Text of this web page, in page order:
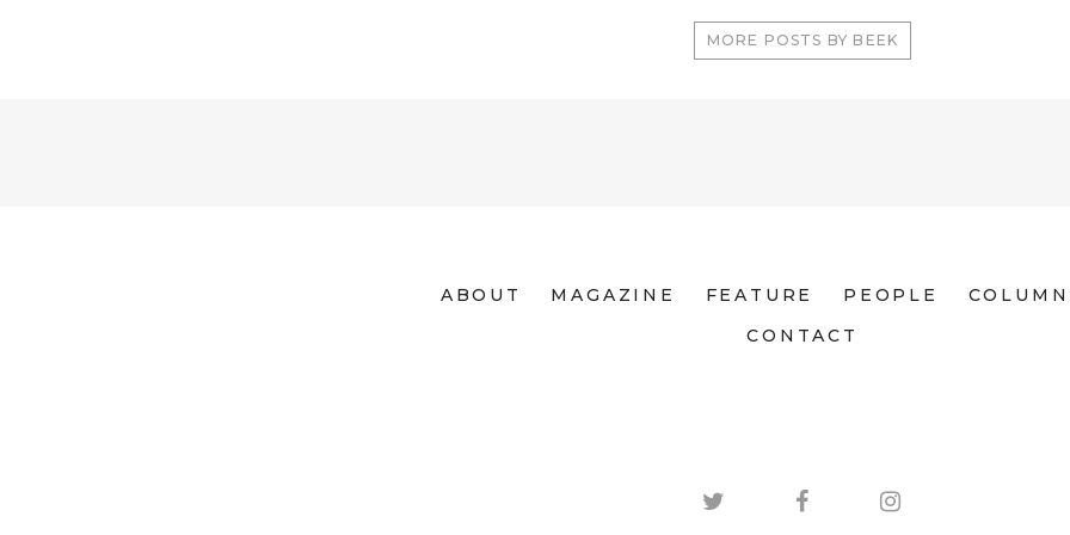
MORE POSTS BY BEEK
ABOUT MAGAZINE FEATURE PEOPLE
COLUMN
CONTACT